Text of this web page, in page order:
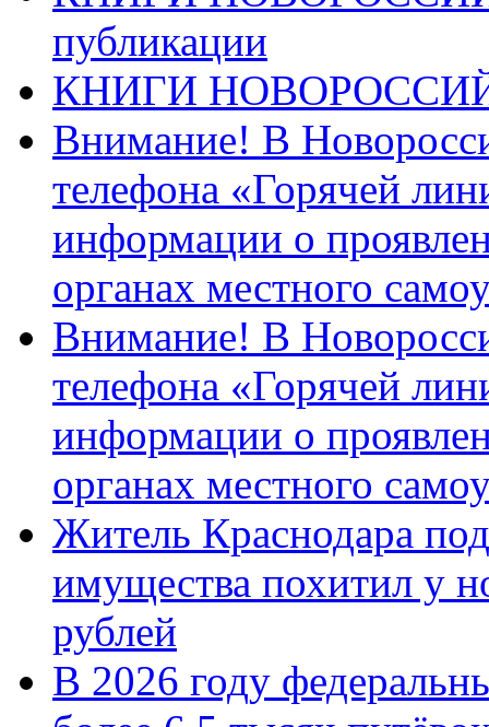
публикации
КНИГИ
Внимание! В
телефона «Горячей
информации о
органах местного
Внимание! В
телефона «Горячей
информации о
органах местного
Житель Краснодара
имущества похитил у
рублей
В 2026 году